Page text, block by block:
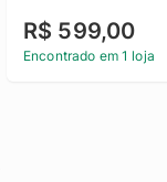
Cropped Straight
Klein Jeans
R$ 599,00
Encontrado em 1 loja